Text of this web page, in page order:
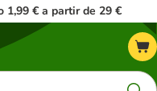
1,99 € a partir de 29 €